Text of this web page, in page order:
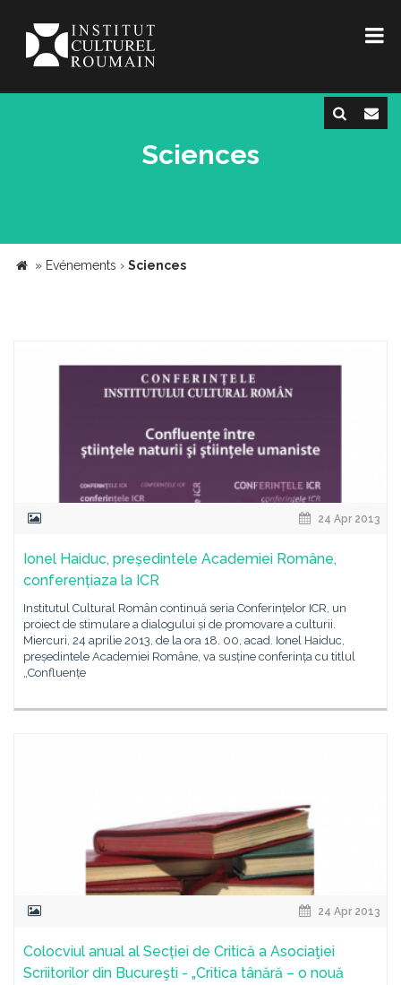
Sciences
» Evénements › Sciences
24 Apr 2013
Ionel Haiduc, președintele Academiei Române,
conferențiaza la ICR
Institutul Cultural Român continuă seria Conferințelor ICR, un
proiect de stimulare a dialogului și de promovare a culturii.
Miercuri, 24 aprilie 2013, de la ora 18. 00, acad. Ionel Haiduc,
președintele Academiei Române, va susține conferința cu titlul
„Confluențe
24 Apr 2013
Colocviul anual al Secției de Critică a Asociaţiei
Scriitorilor din Bucureşti - „Critica tânără – o nouă